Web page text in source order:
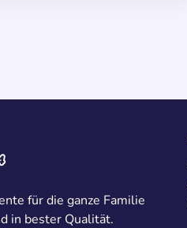
für die ganze Familie
in bester Qualität.